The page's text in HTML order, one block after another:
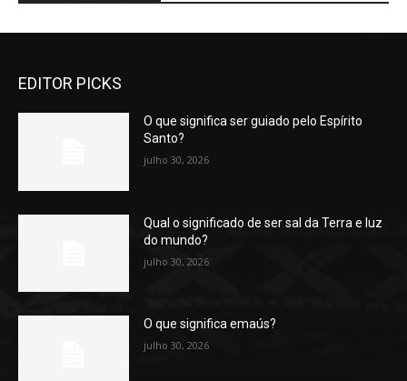
EDITOR PICKS
O que significa ser guiado pelo Espírito
Santo?
julho 30, 2026
Qual o significado de ser sal da Terra e luz
do mundo?
julho 30, 2026
O que significa emaús?
julho 30, 2026